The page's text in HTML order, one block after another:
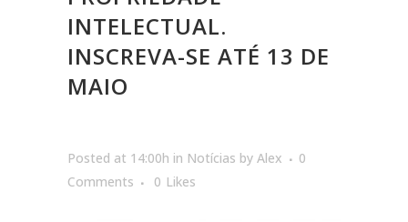
INTELECTUAL.
INSCREVA-SE ATÉ 13 DE
MAIO
Posted at 14:00h in Notícias by Alex
0
Comments
0 Likes